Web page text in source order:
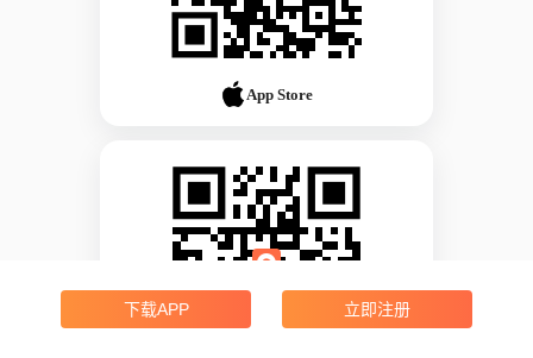
App Store
下载APP 立即注册